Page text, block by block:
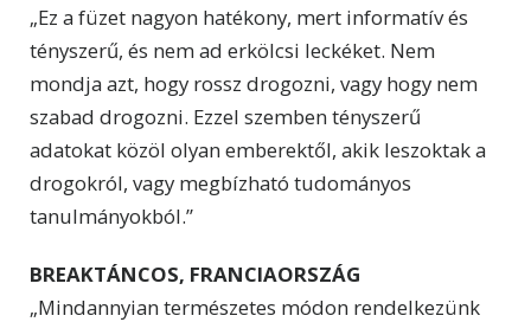
„Ez a füzet nagyon hatékony, mert informatív és
tényszerű, és nem ad erkölcsi leckéket. Nem
mondja azt, hogy rossz drogozni, vagy hogy nem
szabad drogozni. Ezzel szemben tényszerű
adatokat közöl olyan emberektől, akik leszoktak a
drogokról, vagy megbízható tudományos
tanulmányokból.”
BREAKTÁNCOS, FRANCIAORSZÁG
„Mindannyian természetes módon rendelkezünk